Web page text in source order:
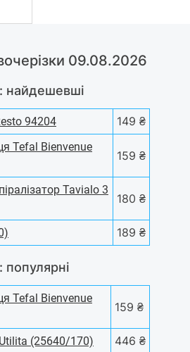
09.08.2026
найдешевші
94204
149 ₴
Tefal Bienvenue
159 ₴
Tavialo 3
180 ₴
189 ₴
популярні
Tefal Bienvenue
159 ₴
(25640/170)
446 ₴